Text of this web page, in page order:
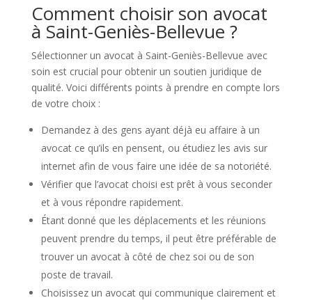
Comment choisir son avocat
à Saint-Geniès-Bellevue ?
Sélectionner un avocat à Saint-Geniès-Bellevue avec
soin est crucial pour obtenir un soutien juridique de
qualité. Voici différents points à prendre en compte lors
de votre choix :
Demandez à des gens ayant déjà eu affaire à un
avocat ce qu’ils en pensent, ou étudiez les avis sur
internet afin de vous faire une idée de sa notoriété.
Vérifier que l’avocat choisi est prêt à vous seconder
et à vous répondre rapidement.
Étant donné que les déplacements et les réunions
peuvent prendre du temps, il peut être préférable de
trouver un avocat à côté de chez soi ou de son
poste de travail.
Choisissez un avocat qui communique clairement et